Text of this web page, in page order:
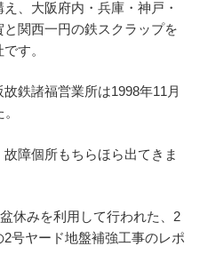
、大阪府内・兵庫・神戸・
関西一円の鉄スクラップを
す。
鉄諸福営業所は1998年11月
障個所もちらほら出てきま
休みを利用して行われた、2
号ヤード地盤補強工事のレポ